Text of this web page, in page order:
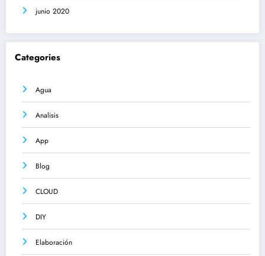
junio 2020
Categories
Agua
Analisis
App
Blog
CLOUD
DIY
Elaboración